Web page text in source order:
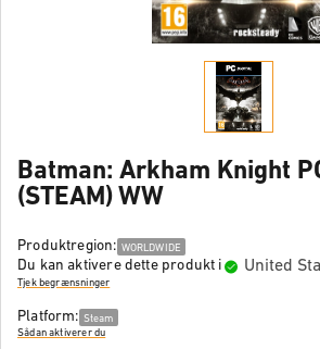
Batman: Arkham Knight
(STEAM) WW
Produktregion: WORLDWIDE
Du kan aktivere dette produkt i United
Tjek begrænsninger
Platform: Steam
Sådan aktiverer du